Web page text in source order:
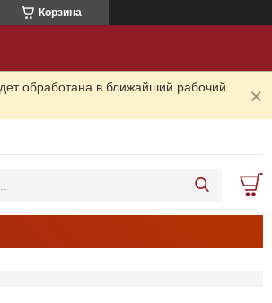
Корзина
обработана в ближайший рабочий